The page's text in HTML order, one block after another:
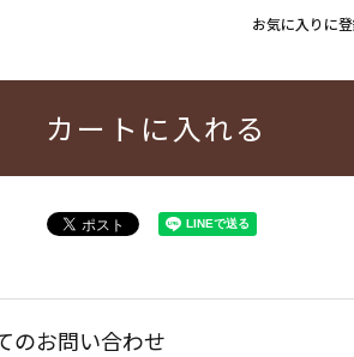
お気に入りに
カートに入れる
のお問い合わせ